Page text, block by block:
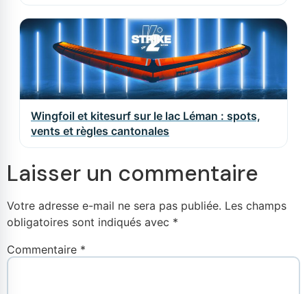
Wingfoil et kitesurf sur le lac Léman : spots,
vents et règles cantonales
Laisser un commentaire
Votre adresse e-mail ne sera pas publiée. Les champs
obligatoires sont indiqués avec *
Commentaire *